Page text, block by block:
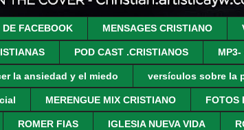
DE FACEBOOK MENSAGES CRISTIANO
POD CAST .CRISTIANOS MP3-
la ansiedad y el miedo versículos sobre la
MERENGUE MIX CRISTIANO FOTOS
ROMER FIAS IGLESIA NUEVA VIDA